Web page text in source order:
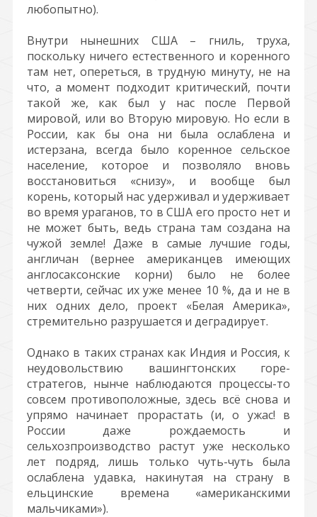
любопытно).
Внутри нынешних США – гниль, труха,
поскольку ничего естественного и коренного
там нет, опереться, в трудную минуту, не на
что, а момент подходит критический, почти
такой же, как был у нас после Первой
мировой, или во Вторую мировую. Но если в
России, как бы она ни была ослаблена и
истерзана, всегда было коренное сельское
население, которое и позволяло вновь
восстановиться «снизу», и вообще был
корень, который нас удерживал и удерживает
во время ураганов, то в США его просто нет и
не может быть, ведь страна там создана на
чужой земле! Даже в самые лучшие годы,
англичан (вернее американцев имеющих
англосаксонские корни) было не более
четверти, сейчас их уже менее 10 %, да и не в
них одних дело, проект «Белая Америка»,
стремительно разрушается и деградирует.
Однако в таких странах как Индия и Россия, к
неудовольствию вашингтонских горе-
стратегов, нынче наблюдаются процессы-то
совсем противоположные, здесь всё снова и
упрямо начинает прорастать (и, о ужас! в
России даже рождаемость и
сельхозпроизводство растут уже несколько
лет подряд, лишь только чуть-чуть была
ослаблена удавка, накинутая на страну в
ельцинские времена «американскими
мальчиками»).